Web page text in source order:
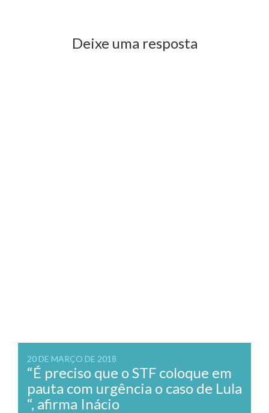
Deixe uma resposta
20 DE MARÇO DE 2018
“É preciso que o STF coloque em
pauta com urgência o caso de Lula
“, afirma Inácio